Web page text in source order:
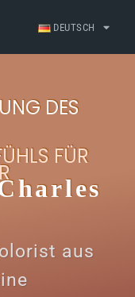
DEUTSCH
DES
FÜR
aus